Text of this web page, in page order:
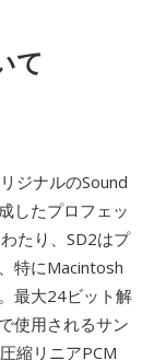
て
ジナルのSound
したプロフェッ
たり、SD2はプ
特にMacintosh
最大24ビット解
使用されるサン
縮リニアPCM